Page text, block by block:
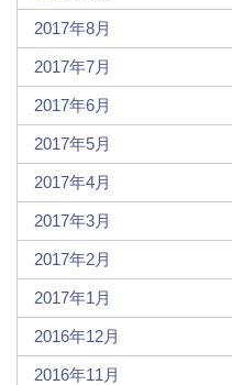
2017年8月
2017年7月
2017年6月
2017年5月
2017年4月
2017年3月
2017年2月
2017年1月
2016年12月
2016年11月